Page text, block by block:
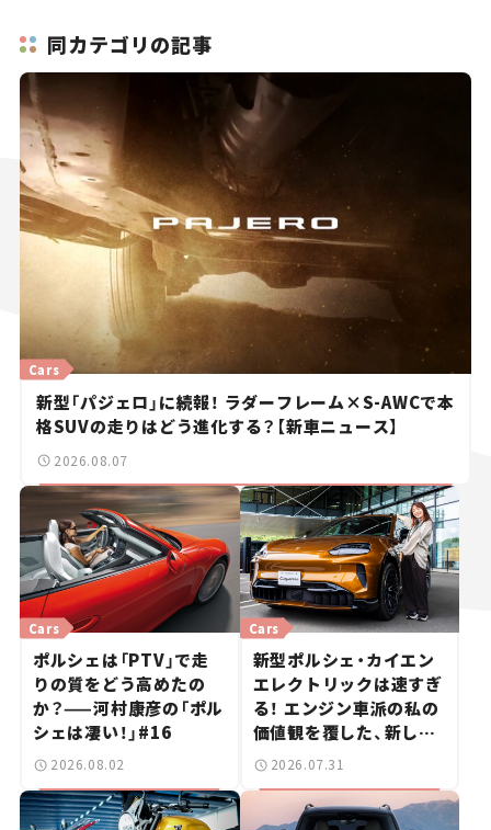
同カテゴリの記事
新型「パジェロ」に続報！ ラダーフレーム×S-AWCで本
格SUVの走りはどう進化する？【新車ニュース】
Cars
2026.08.07
ポルシェは「PTV」で走
りの質をどう高めたの
か？——河村康彦の「ポル
シェは凄い！」#16
Cars
2026.08.02
新型ポルシェ・カイエン
エレクトリックは速すぎ
る！ エンジン車派の私の
価値観を覆した、新しい
ポルシェの走り。
Cars
2026.07.31